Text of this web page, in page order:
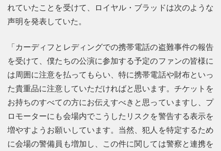
れていたことを受けて、ロイヤル・ブラッドは次のような
声明を発表していた。
「カーディフとレディングでの携帯電話の盗難事件の報告
を受けて、僕たちの公演に参加する予定のファンの皆様に
は周囲に注意を払ってもらい、特に携帯電話や財布といっ
た貴重品に注意していただければと思います。チケットを
お持ちのすべての方にお伝えすべきと思っていますし、プ
ロモーターにも会場内でこうしたリスクを警告する表示を
増やすようお願いしています。当然、犯人を特定するため
に会場の警備員も増加し、この件に関しては警察と連携を